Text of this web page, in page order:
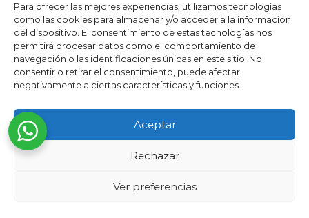
Para ofrecer las mejores experiencias, utilizamos tecnologías
como las cookies para almacenar y/o acceder a la información
del dispositivo. El consentimiento de estas tecnologías nos
permitirá procesar datos como el comportamiento de
navegación o las identificaciones únicas en este sitio. No
consentir o retirar el consentimiento, puede afectar
negativamente a ciertas características y funciones.
Aceptar
Rechazar
Ver preferencias
MAS DE 50 RESEÑAS
★★★★★
La verdad es que fue una compra muy económica, la
día. ¡Estoy muy satisfecha con la atención al cliente y el
servicio!
Desarrollado por